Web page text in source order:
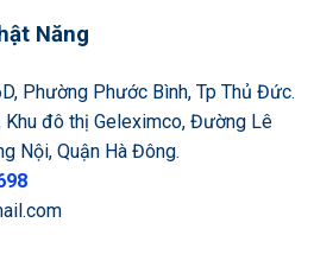
Năng
Phường Phước Bình, Tp Thủ Đức.
Khu đô thị Geleximco, Đường Lê
Nội, Quận Hà Đông.